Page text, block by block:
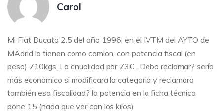
Carol
Mi Fiat Ducato 2.5 del año 1996, en el IVTM del AYTO de
MAdrid lo tienen como camion, con potencia fiscal (en
peso) 710kgs. La anualidad por 73€ . Debo reclamar? sería
más económico si modificara la categoria y reclamara
también esa fiscalidad? la potencia en la ficha técnica
pone 15 (nada que ver con los kilos)